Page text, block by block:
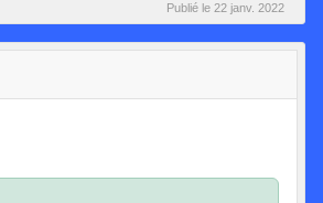
Publié le 22 janv. 2022